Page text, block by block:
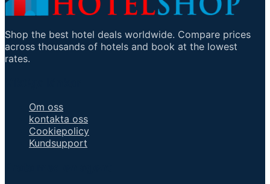
Shop the best hotel deals worldwide. Compare prices
across thousands of hotels and book at the lowest
rates.
Om oss
kontakta oss
Cookiepolicy
Kundsupport